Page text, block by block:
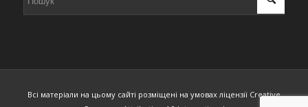
Всі матеріали на цьому сайті розміщені на умовах ліцензії Creative